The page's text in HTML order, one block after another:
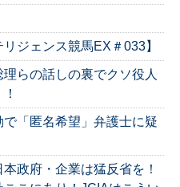
ジェンス競馬EX＃033】
らの話しの裏でクソ役人
「匿名希望」弁護士に疑
政府・企業は猛反省を！